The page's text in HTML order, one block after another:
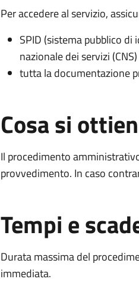
Per accedere al servizio,
SPID (sistema pubblico di
nazionale dei servizi (CNS)
tutta la documentazione
Cosa si
Il procedimento
provvedimento. In caso
Tempi e
Durata massima del
immediata.